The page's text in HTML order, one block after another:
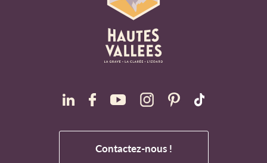
Contactez-nous !